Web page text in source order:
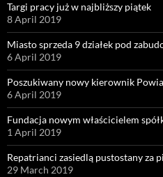
Targi pracy już w najbliższy piątek
8 April 2019
Miasto sprzeda 9 działek pod
6 April 2019
Poszukiwany nowy kierownik
6 April 2019
Fundacja nowym właścicielem
1 April 2019
Repatrianci zasiedlą pustostany za
29 March 2019